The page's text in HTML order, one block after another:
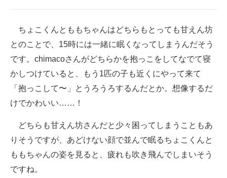
ちょこくんとももちゃんはどちらもとっても甘えん坊
とのことで、15時には一緒に眠くなってしまうんだそう
です。chimacoさんがどちらかを抱っこをしてなでて寝
かしつけていると、もう1匹の子も近くにやって来て
「抱っこして〜」とうろうろするんだとか。想像するだ
けでかわいい……！
どちらも甘えん坊さんだと少々困ってしまうこともあ
りそうですが、あどけない顔で並んで眠るちょこくんと
ももちゃんの姿を見ると、疲れも吹き飛んでしまいそう
ですね。